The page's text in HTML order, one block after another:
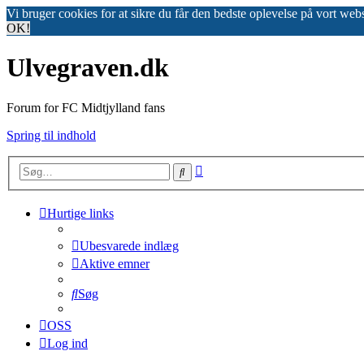
Vi bruger cookies for at sikre du får den bedste oplevelse på vort
OK!
Ulvegraven.dk
Forum for FC Midtjylland fans
Spring til indhold
Søg
Hurtige links
Ubesvarede indlæg
Aktive emner
Søg
OSS
Log ind